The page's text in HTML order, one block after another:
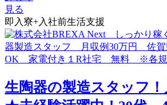
見る
即入寮+入社前生活支援
生陶器の製造スタッフ！